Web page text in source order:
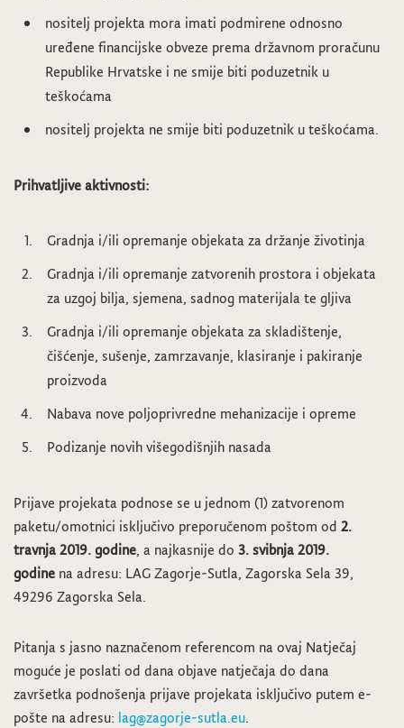
nositelj projekta mora imati podmirene odnosno
uređene financijske obveze prema državnom proračunu
Republike Hrvatske i ne smije biti poduzetnik u
teškoćama
nositelj projekta ne smije biti poduzetnik u teškoćama.
Prihvatljive aktivnosti:
Gradnja i/ili opremanje objekata za držanje životinja
Gradnja i/ili opremanje zatvorenih prostora i objekata
za uzgoj bilja, sjemena, sadnog materijala te gljiva
Gradnja i/ili opremanje objekata za skladištenje,
čišćenje, sušenje, zamrzavanje, klasiranje i pakiranje
proizvoda
Nabava nove poljoprivredne mehanizacije i opreme
Podizanje novih višegodišnjih nasada
Prijave projekata podnose se u jednom (1) zatvorenom
paketu/omotnici isključivo preporučenom poštom od 2.
travnja 2019. godine, a najkasnije do 3. svibnja 2019.
godine na adresu: LAG Zagorje-Sutla, Zagorska Sela 39,
49296 Zagorska Sela.
Pitanja s jasno naznačenom referencom na ovaj Natječaj
moguće je poslati od dana objave natječaja do dana
završetka podnošenja prijave projekata isključivo putem e-
pošte na adresu: lag@zagorje-sutla.eu.